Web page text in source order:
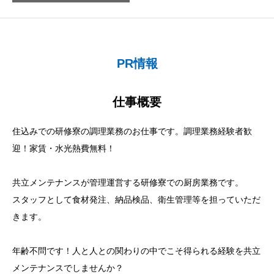
PR情報
仕事概要
住込みでの研修寮の調理業務のお仕事です。調理業務経験者歓
迎！家賃・水光熱費無料！
共立メンテナンスが管理運営する研修寮での厨房業務です。
スタッフとして食材発注、納品検品、衛生管理等を担っていただ
きます。
年齢不問です！人と人との関わりの中でこそ得られる経験を共立
メンテナンスでしませんか？